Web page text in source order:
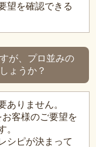
望を確認できる
が、プロ並みの
ょうか？
ありません。
客様のご要望を
。
シピが決まって